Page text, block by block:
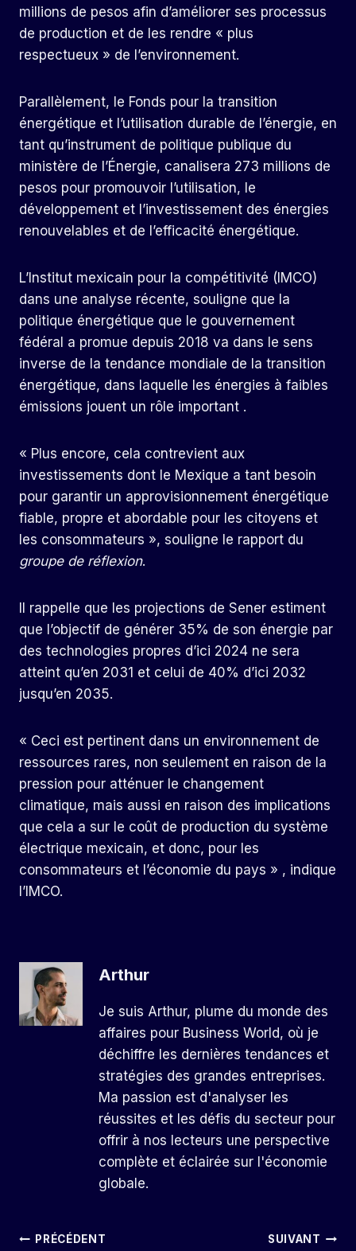
millions de pesos afin d’améliorer ses processus
de production et de les rendre « plus
respectueux » de l’environnement.
Parallèlement, le Fonds pour la transition
énergétique et l’utilisation durable de l’énergie, en
tant qu’instrument de politique publique du
ministère de l’Énergie, canalisera 273 millions de
pesos pour promouvoir l’utilisation, le
développement et l’investissement des énergies
renouvelables et de l’efficacité énergétique.
L’Institut mexicain pour la compétitivité (IMCO)
dans une analyse récente, souligne que la
politique énergétique que le gouvernement
fédéral a promue depuis 2018 va dans le sens
inverse de la tendance mondiale de la transition
énergétique, dans laquelle les énergies à faibles
émissions jouent un rôle important .
« Plus encore, cela contrevient aux
investissements dont le Mexique a tant besoin
pour garantir un approvisionnement énergétique
fiable, propre et abordable pour les citoyens et
les consommateurs », souligne le rapport du
groupe de réflexion.
Il rappelle que les projections de Sener estiment
que l’objectif de générer 35% de son énergie par
des technologies propres d’ici 2024 ne sera
atteint qu’en 2031 et celui de 40% d’ici 2032
jusqu’en 2035.
« Ceci est pertinent dans un environnement de
ressources rares, non seulement en raison de la
pression pour atténuer le changement
climatique, mais aussi en raison des implications
que cela a sur le coût de production du système
électrique mexicain, et donc, pour les
consommateurs et l’économie du pays » , indique
l’IMCO.
Arthur
Je suis Arthur, plume du monde des
affaires pour Business World, où je
déchiffre les dernières tendances et
stratégies des grandes entreprises.
Ma passion est d'analyser les
réussites et les défis du secteur pour
offrir à nos lecteurs une perspective
complète et éclairée sur l'économie
globale.
Navigation
PRÉCÉDENT SUIVANT